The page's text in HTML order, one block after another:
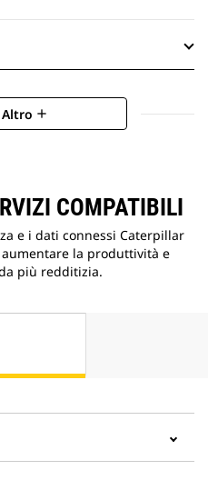
Altro add
COMPATIBILI
e i dati connessi Caterpillar
la produttività e
più redditizia.